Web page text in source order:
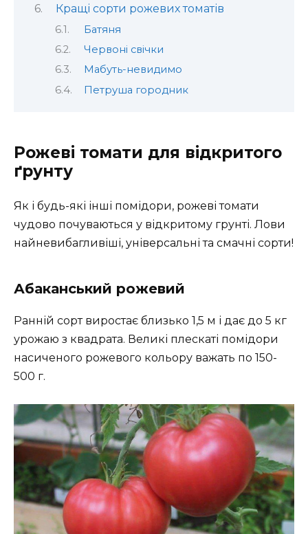
Кращі сорти рожевих томатів
Батяня
Червоні свічки
Мабуть-невидимо
Петруша городник
Рожеві томати для відкритого
ґрунту
Як і будь-які інші помідори, рожеві томати
чудово почуваються у відкритому грунті. Лови
найневибагливіші, універсальні та смачні сорти!
Абаканський рожевий
Ранній сорт виростає близько 1,5 м і дає до 5 кг
урожаю з квадрата. Великі плескаті помідори
насиченого рожевого кольору важать по 150-
500 г.